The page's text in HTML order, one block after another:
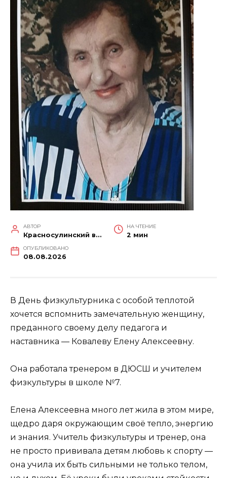
АВТОР
Красносулинский вестник
НА ЧТЕНИЕ
2 мин
ОПУБЛИКОВАНО
08.08.2026
В День физкультурника с особой теплотой
хочется вспомнить замечательную женщину,
преданного своему делу педагога и
наставника — Ковалеву Елену Алексеевну.
Она работала тренером в ДЮСШ и учителем
физкультуры в школе №7.
Елена Алексеевна много лет жила в этом мире,
щедро даря окружающим своё тепло, энергию
и знания. Учитель физкультуры и тренер, она
не просто прививала детям любовь к спорту —
она учила их быть сильными не только телом,